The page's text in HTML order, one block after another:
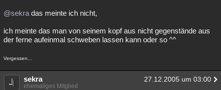
@sekra das meinte ich nicht,
ich meinte das man von seinem kopf aus nicht gegenstände aus
der ferne aufeinmal schweben lassen kann oder so ^^
Vergessen...
sekra 27.12.2005 um 03:00
ehemaliges Mitglied